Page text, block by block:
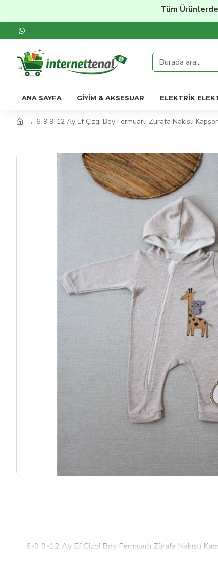
Tüm Ürünlerde
ANA SAYFA GIYIM & AKSESUAR ELEKTRIK
6-9 9-12 Ay Ef Çizgi Boy Fermuarlı Zürafa Nakışlı
6-9 9-12 Ay Ef Çizgi Boy Fermuarlı Zürafa Nakışlı